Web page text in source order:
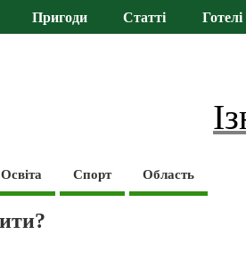
Пригоди Статті Готелі
Освіта Спорт Область